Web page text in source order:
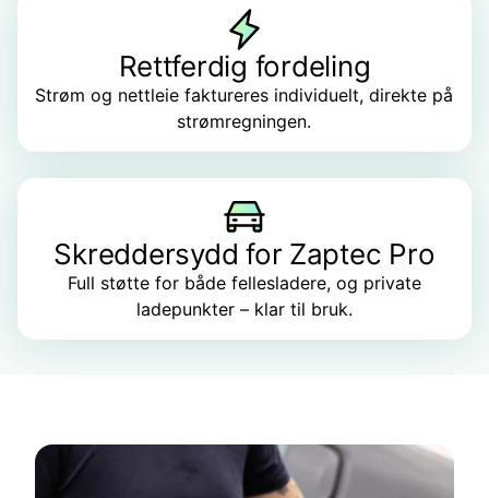
Rettferdig fordeling
Strøm og nettleie faktureres individuelt, direkte på
strømregningen.
Skreddersydd for Zaptec Pro
Full støtte for både fellesladere, og private
ladepunkter – klar til bruk.